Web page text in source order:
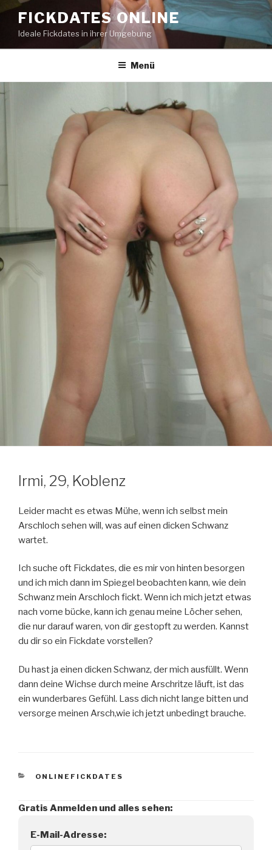
Zum
Inhalt
springen
FICKDATES ONLINE
Ideale Fickdates in ihrer Umgebung
Menü
Irmi, 29, Koblenz
Leider macht es etwas Mühe, wenn ich selbst mein
Arschloch sehen will, was auf einen dicken Schwanz
wartet.
Ich suche oft Fickdates, die es mir von hinten besorgen
und ich mich dann im Spiegel beobachten kann, wie dein
Schwanz mein Arschloch fickt. Wenn ich mich jetzt etwas
nach vorne bücke, kann ich genau meine Löcher sehen,
die nur darauf waren, von dir gestopft zu werden. Kannst
du dir so ein Fickdate vorstellen?
Du hast ja einen dicken Schwanz, der mich ausfüllt. Wenn
dann deine Wichse durch meine Arschritze läuft, ist das
ein wunderbares Gefühl. Lass dich nicht lange bitten und
versorge meinen Arsch,wie ich jetzt unbedingt brauche.
KATEGORIEN
ONLINEFICKDATES
Gratis Anmelden und alles sehen:
E-Mail-Adresse: